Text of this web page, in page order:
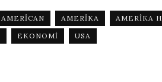
AMERICAN AMERIKA AMERIKA
EKONOMI USA